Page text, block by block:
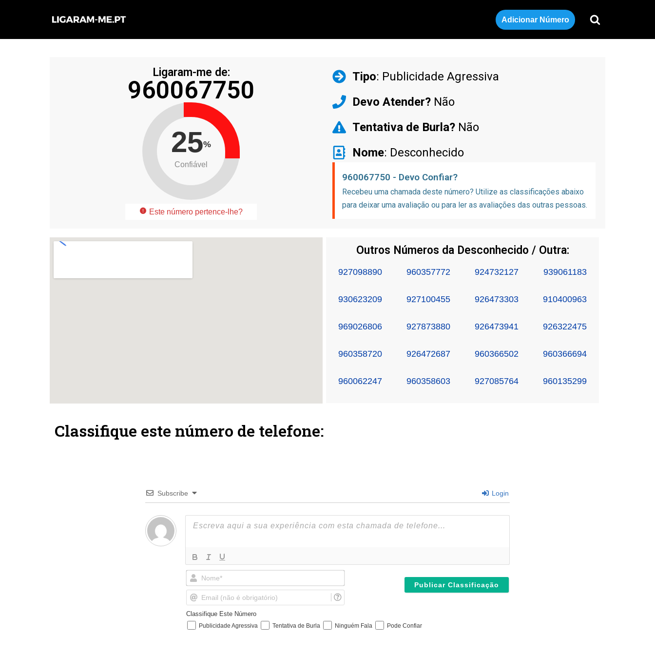
para
Adicionar Número
Ligaram-me de:
960067750
25%
Confiável
Este número pertence-lhe?
Tipo: Publicidade Agressiva
Devo Atender? Não
Tentativa de Burla? Não
Nome: Desconhecido
960067750 - Devo Confiar?
Recebeu uma chamada deste número? Utilize as classificações abaixo
para deixar uma avaliação ou para ler as avaliações das outras pessoas.
Outros Números da Desconhecido / Outra:
927098890 960357772 924732127 939061183
930623209 927100455 926473303 910400963
969026806 927873880 926473941 926322475
960358720 926472687 960366502 960366694
960062247 960358603 927085764 960135299
Classifique este número de telefone:
Subscribe Login
N
m
l
Classifique Este Número
Publicidade Agressiva Tentativa de Burla Ninguém Fala Pode Confiar